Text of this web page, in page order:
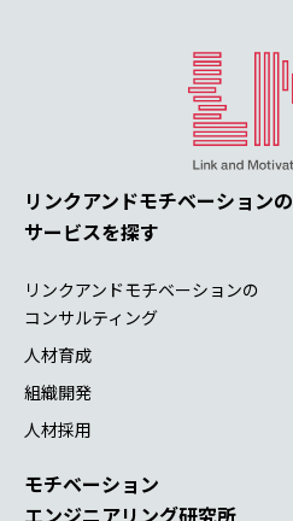
リンクアンドモチベーションの
サービスを探す
リンクアンドモチベーションの
コンサルティング
人材育成
組織開発
人材採用
モチベーション
エンジニアリング研究所